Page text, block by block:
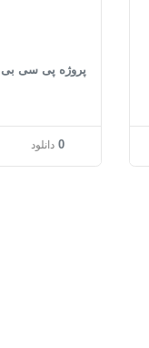
پروژه پی سی بی
0 دانلود